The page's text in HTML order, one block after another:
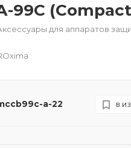
(Compact
для аппаратов
a-22 В